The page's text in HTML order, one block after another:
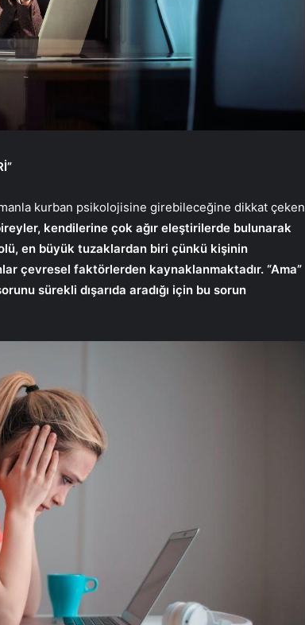
kurban psikolojisine girebileceğine dikkat çeken
kendilerine çok ağır eleştirilerde bulunarak
en büyük tuzaklardan biri çünkü kişinin
çevresel faktörlerden kaynaklanmaktadır. “Ama”
sürekli dışarıda aradığı için bu sorun